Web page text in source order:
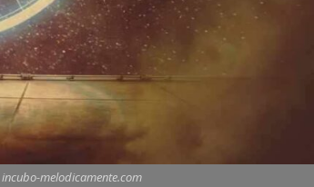
melodicamente.com